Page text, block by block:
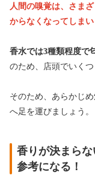
人間の嗅覚は、さま
からなくなってしま
香水では3種類程度で
のため、店頭でいく
そのため、あらかじめ
へ足を運びましょう。
香りが決まら
参考になる！